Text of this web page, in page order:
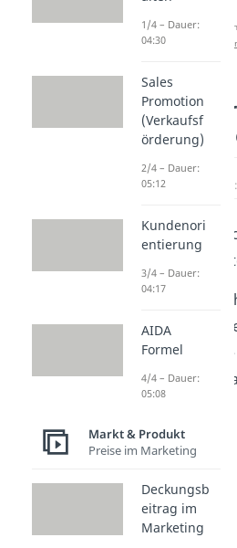
Nach
Studyflix zu
Arten
Eine
Nachfrage
Anomal
1/4 – Dauer:
04:30
Sales
Promotion
(Verkaufsf
örderung)
2/4 – Dauer:
05:12
Kundenori
entierung
3/4 – Dauer:
04:17
AIDA
Formel
4/4 – Dauer:
05:08
Markt & Produkt
Preise im Marketing
Deckungsb
eitrag im
Marketing